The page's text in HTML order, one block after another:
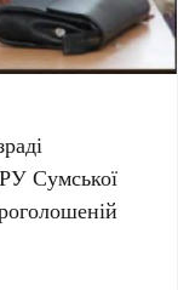
Сумської